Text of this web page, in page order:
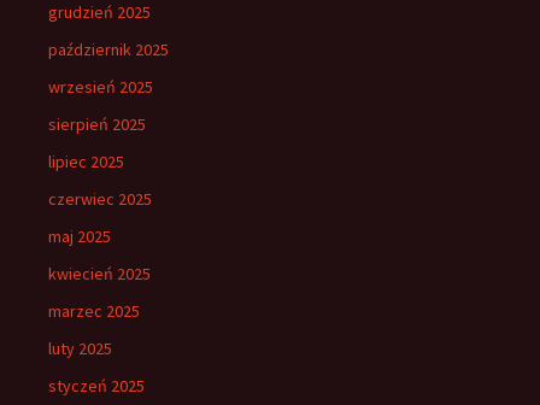
grudzień 2025
październik 2025
wrzesień 2025
sierpień 2025
lipiec 2025
czerwiec 2025
maj 2025
kwiecień 2025
marzec 2025
luty 2025
styczeń 2025